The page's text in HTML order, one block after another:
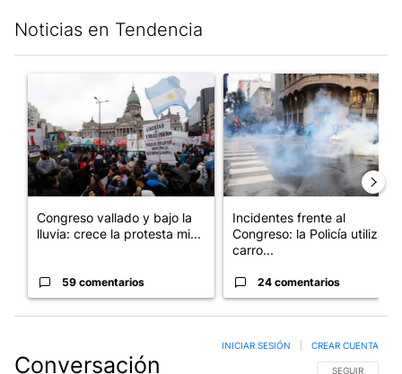
Noticias en Tendencia
Un artículo de tendencia con el título "Congreso vallado y
Congreso vallado y bajo la
lluvia: crece la protesta mi...
59 comentarios
Un artículo de tendencia con
Incidentes frente al
Congreso: la Policía utiliza
carro...
24 comentarios
Conversación SIGA ESTA
SEGUIR
INICIAR SESIÓN CREAR CUENTA